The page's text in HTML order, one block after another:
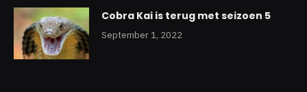
Cobra Kai is terug met seizoen 5
September 1, 2022